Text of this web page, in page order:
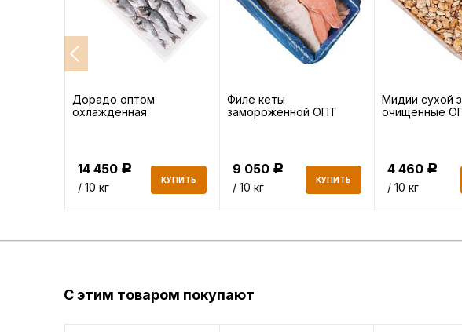
Дорадо оптом
охлажденная
14 450 Р
/ 10 кг
КУПИТЬ
Филе кеты
замороженной ОПТ
9 050 Р
/ 10 кг
КУПИТЬ
Мидии сухой
очищенные
4 460 Р
/ 10 кг
С этим товаром покупают